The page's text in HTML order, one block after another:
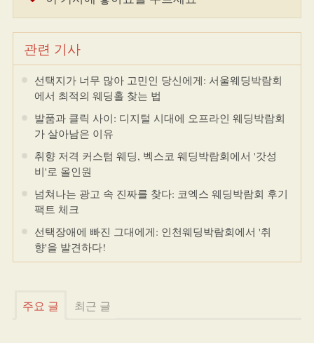
관련 기사
선택지가 너무 많아 고민인 당신에게: 서울웨딩박람회
에서 최적의 웨딩홀 찾는 법
발품과 클릭 사이: 디지털 시대에 오프라인 웨딩박람회
가 살아남은 이유
취향 저격 커스텀 웨딩, 벡스코 웨딩박람회에서 '갓성
비'로 올인원
넘쳐나는 광고 속 진짜를 찾다: 코엑스 웨딩박람회 후기
팩트 체크
선택장애에 빠진 그대에게: 인천웨딩박람회에서 '취
향'을 발견하다!
주요 글 최근 글